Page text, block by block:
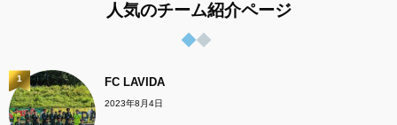
人気のチーム紹介ページ
FC LAVIDA
2023年8月4日
1